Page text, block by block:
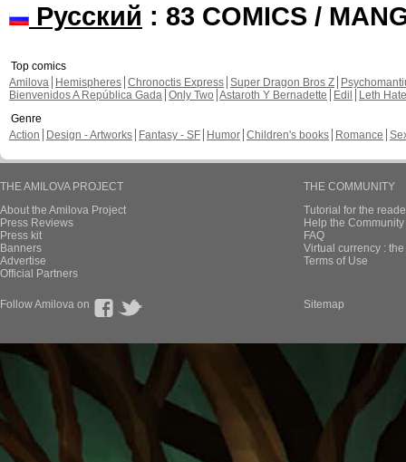
Русский : 83 COMICS /
Top comics
Amilova
Hemispheres Chronoctis Express Super Dragon Bros Z
Bienvenidos A República Gada Only Two Astaroth Y Bernadette Edil
Leth Hate
Genre
Action
Design - Artworks Fantasy - SF Humor Children's books Romance
THE AMILOVA PROJECT
About the Amilova Project
Press Reviews
Press kit
Banners
Advertise
Official Partners
THE COMMUNITY
Tutorial for the
Help the
FAQ
Virtual currency :
Terms of Use
Follow Amilova on Sitemap